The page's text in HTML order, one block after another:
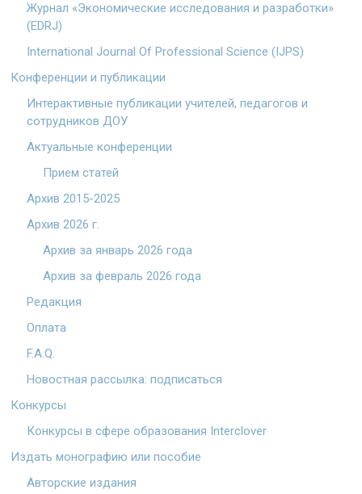
Журнал «Экономические исследования и разработки»
(EDRJ)
International Journal Of Professional Science (IJPS)
Конференции и публикации
Интерактивные публикации учителей, педагогов и
сотрудников ДОУ
Актуальные конференции
Прием статей
Архив 2015-2025
Архив 2026 г.
Архив за январь 2026 года
Архив за февраль 2026 года
Редакция
Оплата
F.A.Q.
Новостная рассылка: подписаться
Конкурсы
Конкурсы в сфере образования Interclover
Издать монографию или пособие
Авторские издания